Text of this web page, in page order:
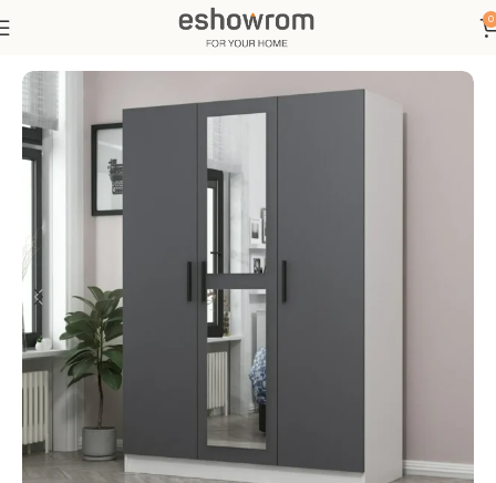
0
Gardırop